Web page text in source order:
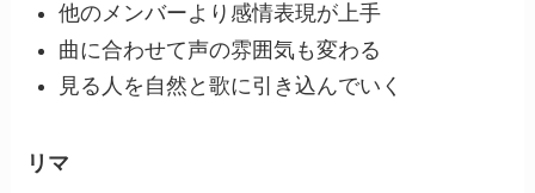
他のメンバーより感情表現が上手
曲に合わせて声の雰囲気も変わる
見る人を自然と歌に引き込んでいく
リマ